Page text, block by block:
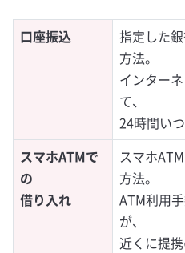
口座振込
指定した
方法。
インター
て、
24時間い
スマホATMで
の
借り入れ
スマホ
方法。
ATM利用
が、
近くに提